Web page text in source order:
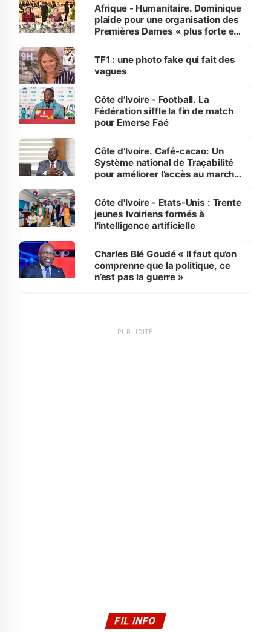
Afrique - Humanitaire. Dominique
plaide pour une organisation des
Premières Dames « plus forte et
sur la scène internationale »
TF1 : une photo fake qui fait des
vagues
Côte d’Ivoire - Football. La
Fédération siffle la fin de match
pour Emerse Faé
Côte d’Ivoire. Café-cacao: Un
Système national de Traçabilité
pour améliorer l’accès au marché
Côte d'Ivoire - Etats-Unis : Trente
jeunes Ivoiriens formés à
l'intelligence artificielle
Charles Blé Goudé « Il faut qu’on
comprenne que la politique, ce
n’est pas la guerre »
PUBLICITÉ
FIL INFO